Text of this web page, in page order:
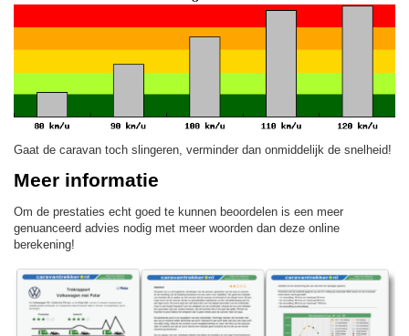
Gaat de caravan toch slingeren, verminder dan onmiddelijk de snelheid!
Meer informatie
Om de prestaties echt goed te kunnen beoordelen is een meer
genuanceerd advies nodig met meer woorden dan deze online
berekening!